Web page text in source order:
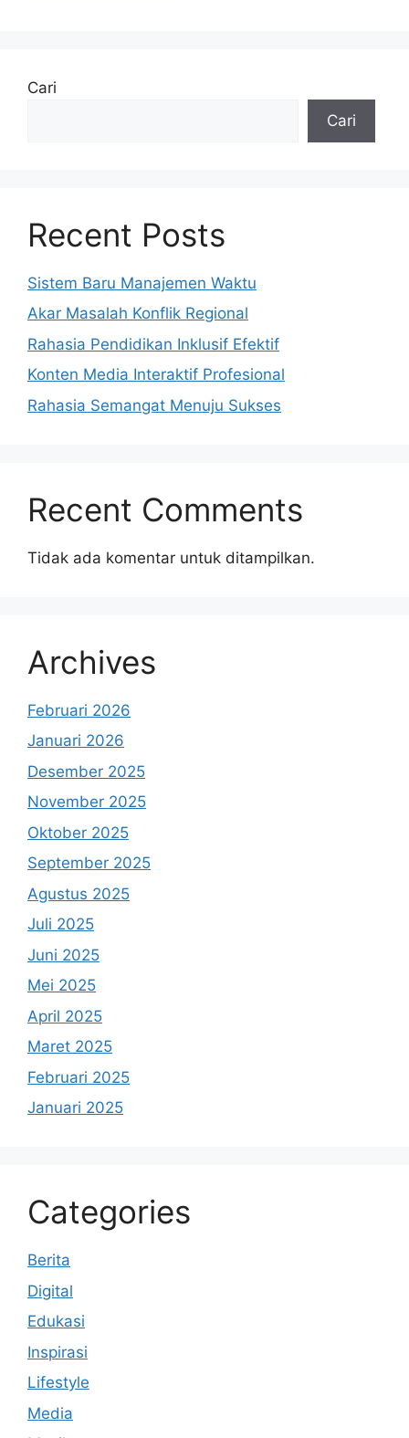
Cari
Cari
Recent Posts
Sistem Baru Manajemen Waktu
Akar Masalah Konflik Regional
Rahasia Pendidikan Inklusif Efektif
Konten Media Interaktif Profesional
Rahasia Semangat Menuju Sukses
Recent Comments
Tidak ada komentar untuk ditampilkan.
Archives
Februari 2026
Januari 2026
Desember 2025
November 2025
Oktober 2025
September 2025
Agustus 2025
Juli 2025
Juni 2025
Mei 2025
April 2025
Maret 2025
Februari 2025
Januari 2025
Categories
Berita
Digital
Edukasi
Inspirasi
Lifestyle
Media